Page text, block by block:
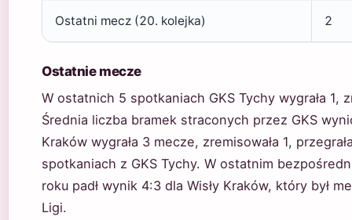
Ostatni mecz (20. kolejka) 2
Ostatnie mecze
W ostatnich 5 spotkaniach GKS Tychy wygrała 1,
Średnia liczba bramek straconych przez GKS
Kraków wygrała 3 mecze, zremisowała 1,
spotkaniach z GKS Tychy. W ostatnim
roku padł wynik 4:3 dla Wisły Kraków, który był
Ligi.